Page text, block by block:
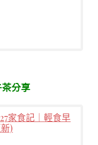
分享
家食記｜輕食早
)